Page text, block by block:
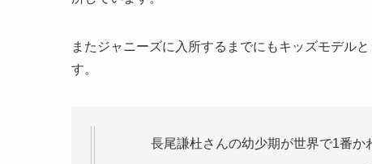
またジャニーズに入所するまでにもキッズモデル
す。
長尾謙杜さんの幼少期が世界で1番